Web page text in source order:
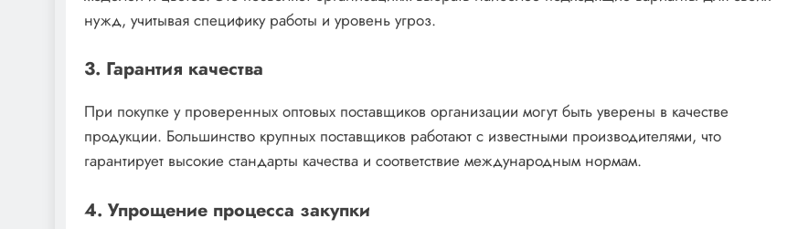
нужд, учитывая специфику работы и уровень угроз.
3. Гарантия качества
При покупке у проверенных оптовых поставщиков организации могут быть уверены в качестве
продукции. Большинство крупных поставщиков работают с известными производителями, что
гарантирует высокие стандарты качества и соответствие международным нормам.
4. Упрощение процесса закупки